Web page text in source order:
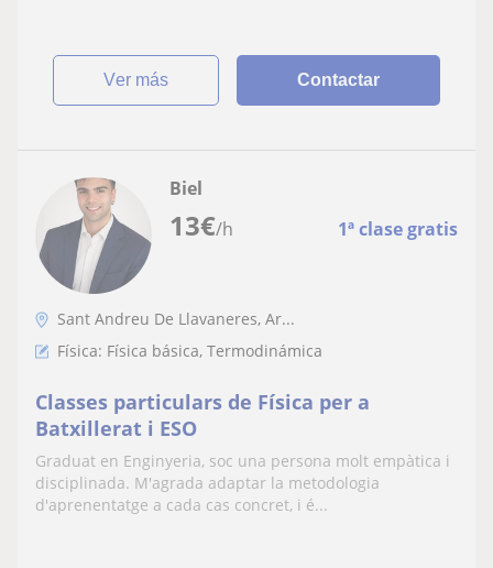
ver más Contactar
13€/h 1ª clase gratis
Biel
Sant Andreu De Llavaneres, Ar...
Física: Física básica, Termodinámica
Classes particulars de Física per a
Batxillerat i ESO
Graduat en Enginyeria, soc una persona molt empàtica i
disciplinada. M'agrada adaptar la metodologia
d'aprenentatge a cada cas concret, i é...